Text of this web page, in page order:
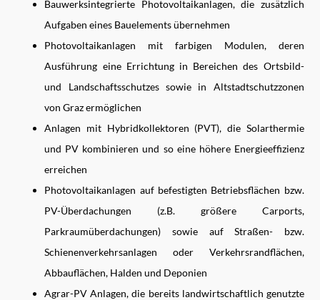
Bauwerksintegrierte Photovoltaikanlagen, die zusätzlich
Aufgaben eines Bauelements übernehmen
Photovoltaikanlagen mit farbigen Modulen, deren
Ausführung eine Errichtung in Bereichen des Ortsbild-
und Landschaftsschutzes sowie in Altstadtschutzzonen
von Graz ermöglichen
Anlagen mit Hybridkollektoren (PVT), die Solarthermie
und PV kombinieren und so eine höhere Energieeffizienz
erreichen
Photovoltaikanlagen auf befestigten Betriebsflächen bzw.
PV-Überdachungen (z.B. größere Carports,
Parkraumüberdachungen) sowie auf Straßen- bzw.
Schienenverkehrsanlagen oder Verkehrsrandflächen,
Abbauflächen, Halden und Deponien
Agrar-PV Anlagen, die bereits landwirtschaftlich genutzte